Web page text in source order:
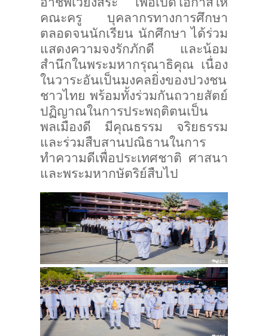
คณะครู บุคลากรทางการศึกษา
ตลอดจนนักเรียน นักศึกษา ได้ร่วม
แสดงความจงรักภักดี และน้อม
สำนึกในพระมหากรุณาธิคุณ เนื่อง
ในวาระอันเป็นมงคลยิ่งของปวงชน
ชาวไทย พร้อมทั้งร่วมกันถวายสัตย์
ปฏิญาณในการประพฤติตนเป็น
พลเมืองดี มีคุณธรรม จริยธรรม
และร่วมสืบสานปณิธานในการ
ทำความดีเพื่อประเทศชาติ ศาสนา
และพระมหากษัตริย์สืบไป